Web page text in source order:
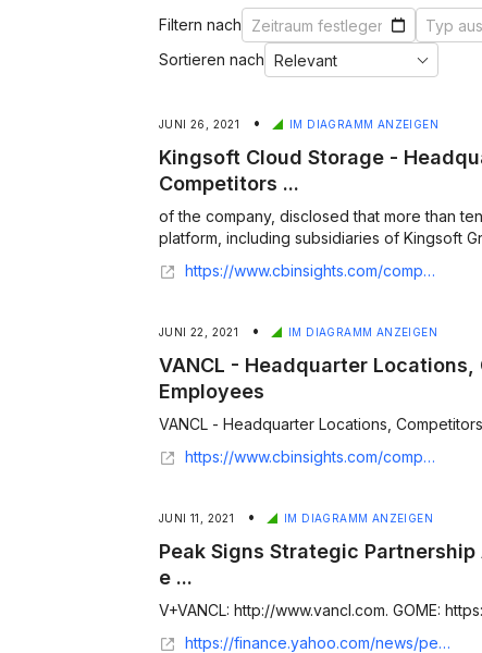
Filtern nach
Sortieren nach
JUNI 26, 2021 • IM DIAGRAMM ANZEIGEN
Kingsoft Cloud Storage -
Competitors ...
of the company, disclosed that more than ten
https://www.cbinsights.com/company/kingsoft-cloud-storage
JUNI 22, 2021 • IM DIAGRAMM ANZEIGEN
VANCL - Headquarter Locations,
Employees
VANCL - Headquarter Locations,
https://www.cbinsights.com/company/vancl
JUNI 11, 2021 • IM DIAGRAMM ANZEIGEN
Peak Signs Strategic Partnership
e ...
V+VANCL: http://www.vancl.com. GOME:
https://finance.yahoo.com/news/peak-signs-strategic-partnership-agreement-123000263.html